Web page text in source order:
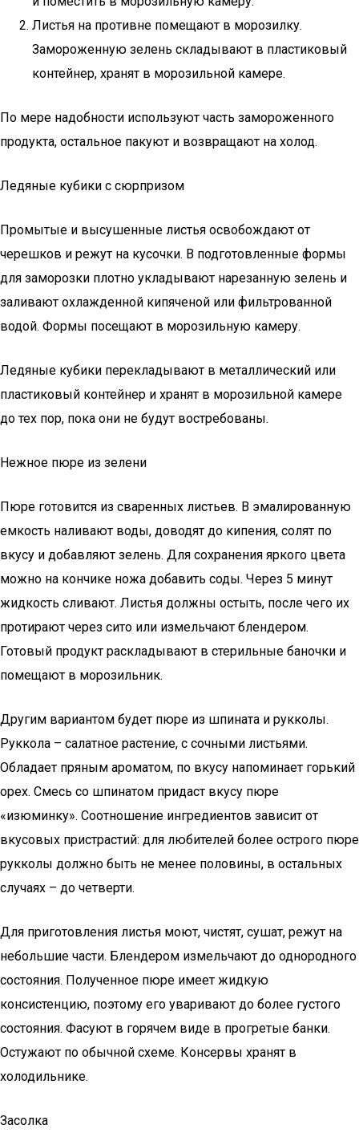
Листья на противне помещают в морозилку.
Замороженную зелень складывают в пластиковый
контейнер, хранят в морозильной камере.
По мере надобности используют часть замороженного
продукта, остальное пакуют и возвращают на холод.
Ледяные кубики с сюрпризом
Промытые и высушенные листья освобождают от
черешков и режут на кусочки. В подготовленные формы
для заморозки плотно укладывают нарезанную зелень и
заливают охлажденной кипяченой или фильтрованной
водой. Формы посещают в морозильную камеру.
Ледяные кубики перекладывают в металлический или
пластиковый контейнер и хранят в морозильной камере
до тех пор, пока они не будут востребованы.
Нежное пюре из зелени
Пюре готовится из сваренных листьев. В эмалированную
емкость наливают воды, доводят до кипения, солят по
вкусу и добавляют зелень. Для сохранения яркого цвета
можно на кончике ножа добавить соды. Через 5 минут
жидкость сливают. Листья должны остыть, после чего их
протирают через сито или измельчают блендером.
Готовый продукт раскладывают в стерильные баночки и
помещают в морозильник.
Другим вариантом будет пюре из шпината и рукколы.
Руккола – салатное растение, с сочными листьями.
Обладает пряным ароматом, по вкусу напоминает горький
орех. Смесь со шпинатом придаст вкусу пюре
«изюминку». Соотношение ингредиентов зависит от
вкусовых пристрастий: для любителей более острого пюре
рукколы должно быть не менее половины, в остальных
случаях – до четверти.
Для приготовления листья моют, чистят, сушат, режут на
небольшие части. Блендером измельчают до однородного
состояния. Полученное пюре имеет жидкую
консистенцию, поэтому его уваривают до более густого
состояния. Фасуют в горячем виде в прогретые банки.
Остужают по обычной схеме. Консервы хранят в
холодильнике.
Засолка